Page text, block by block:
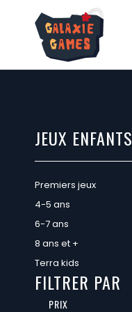
JEUX ENFANTS
Premiers jeux
4-5 ans
6-7 ans
8 ans et +
Terra kids
FILTRER PAR
PRIX